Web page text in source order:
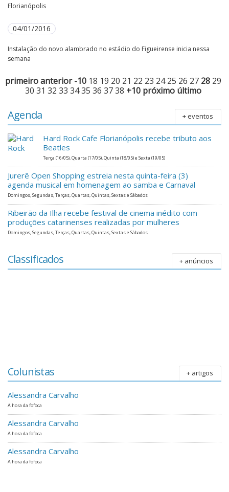
Florianópolis
04/01/2016
Instalação do novo alambrado no estádio do Figueirense inicia nessa
semana
primeiroanterior -10 18 19 20 21 22 23 24 25 26 27 28 29
30 31 32 33 3435 36 3738 +10 próximo último
Agenda + eventos
Hard Rock Cafe Florianópolis recebe tributo aos
Beatles
Terça (16/05), Quarta (17/05), Quinta (18/05) e Sexta (19/05)
Jurerê Open Shopping estreia nesta quinta-feira (3)
agenda musical em homenagem ao samba e Carnaval
Domingos, Segundas, Terças, Quartas, Quintas, Sextas e Sábados
Ribeirão da Ilha recebe festival de cinema inédito com
produções catarinenses realizadas por mulheres
Domingos, Segundas, Terças, Quartas, Quintas, Sextas e Sábados
Classificados + anúncios
Colunistas + artigos
Alessandra Carvalho
A hora da fofoca
Alessandra Carvalho
A hora da fofoca
Alessandra Carvalho
A hora da fofoca